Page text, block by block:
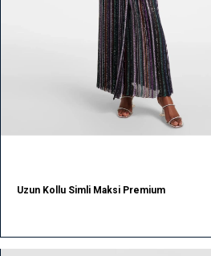
Uzun Kollu Simli Maksi Premium